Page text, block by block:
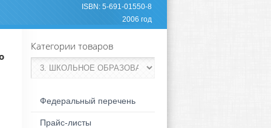
ISBN: 5-691-01550-8
2006 год
Категории товаров
Федеральный перечень
Прайс-листы